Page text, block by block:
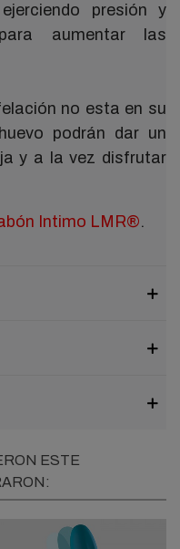
presión y
aumentar las
no esta en su
podrán dar un
y a la vez disfrutar
Intimo LMR®.
ESTE